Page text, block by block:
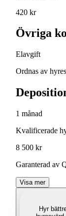
420 kr
Övriga
Elavgift
Ordnas av
1 månad
Kvalificerade
8 500 kr
Garanterad av
Visa mer
Hyr